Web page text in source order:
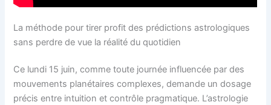
La méthode pour tirer profit des prédictions astrologiques
sans perdre de vue la réalité du quotidien
Ce lundi 15 juin, comme toute journée influencée par des
mouvements planétaires complexes, demande un dosage
précis entre intuition et contrôle pragmatique. L’astrologie